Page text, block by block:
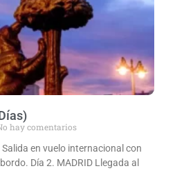
hay comentarios
Salida en vuelo internacional con
Día 2. MADRID Llegada al